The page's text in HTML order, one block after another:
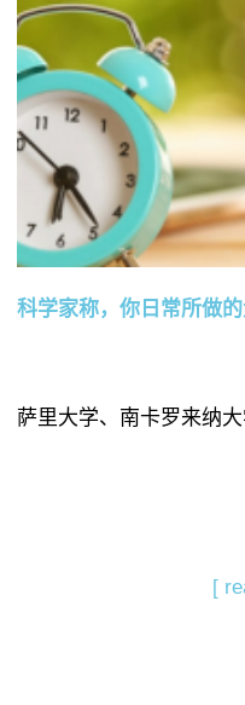
科学家称，你日常所做
萨里大学、南卡罗来纳
[